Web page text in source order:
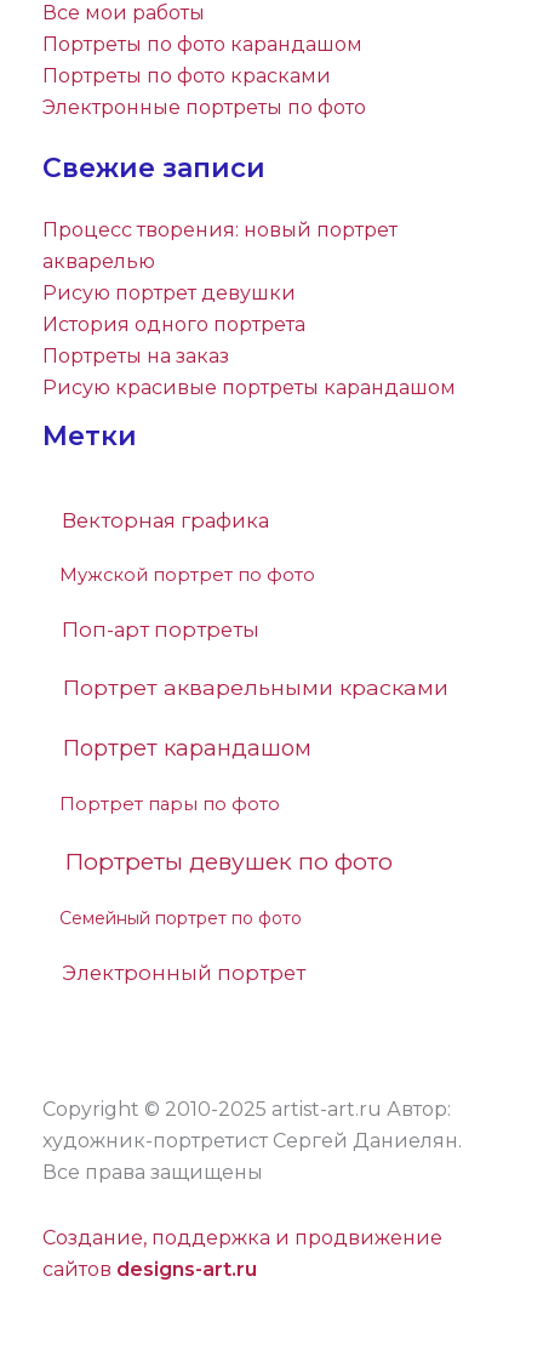
Все мои работы
Портреты по фото карандашом
Портреты по фото красками
Электронные портреты по фото
Свежие записи
Процесс творения: новый портрет
акварелью
Рисую портрет девушки
История одного портрета
Портреты на заказ
Рисую красивые портреты карандашом
Метки
Векторная графика
Мужской портрет по фото
Поп-арт портреты
Портрет акварельными красками
Портрет карандашом
Портрет пары по фото
Портреты девушек по фото
Семейный портрет по фото
Электронный портрет
Copyright © 2010-2025 artist-art.ru Автор:
художник-портретист Сергей Даниелян.
Все права защищены
Создание, поддержка и продвижение
сайтов designs-art.ru